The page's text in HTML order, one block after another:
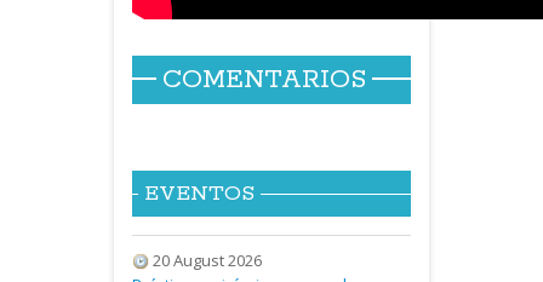
COMENTARIOS
EVENTOS
20 August 2026